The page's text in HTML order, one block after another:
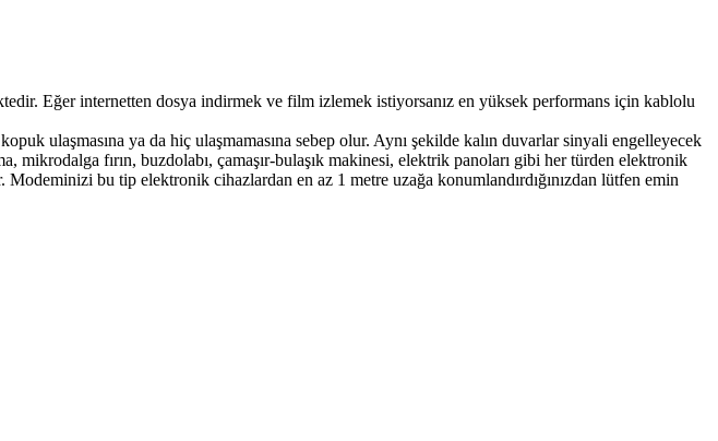
Eğer internetten dosya indirmek ve film izlemek istiyorsanız en yüksek performans için kablolu
ulaşmasına ya da hiç ulaşmamasına sebep olur. Aynı şekilde kalın duvarlar sinyali engelleyecek
mikrodalga fırın, buzdolabı, çamaşır-bulaşık makinesi, elektrik panoları gibi her türden elektronik
bu tip elektronik cihazlardan en az 1 metre uzağa konumlandırdığınızdan lütfen emin